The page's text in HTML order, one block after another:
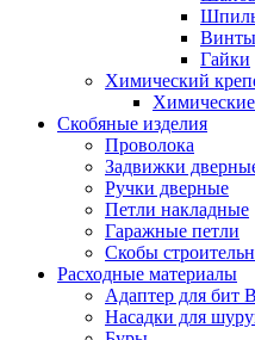
Винты
Гайки
Химический
Химические
Скобяные изделия
Проволока
Задвижки
Ручки дверные
Петли накладные
Гаражные петли
Скобы
Расходные материалы
Адаптер для бит
Насадки для